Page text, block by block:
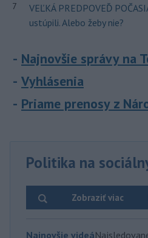
7
VEĽKÁ PREDPOVEĎ
ustúpili. Alebo žeby nie?
Najnovšie správy na
Vyhlásenia
Priame prenosy z
Politika na
Zobraziť viac
Najnovšie videá